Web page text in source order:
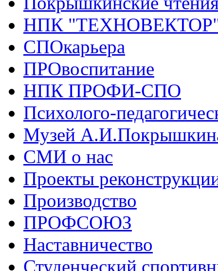
НПК
СПОкарьера
ПРОвоспитание
НПК ПРОФИ-СПО
Психолого-
Музей
СМИ о нас
Проекты
Производство
ПРОФСОЮЗ
Наставничество
Студенческий